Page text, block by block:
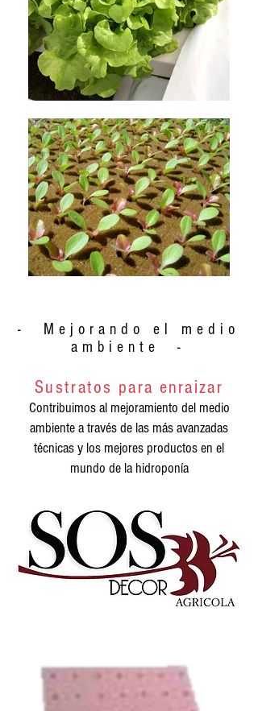
- Mejorando el medio
ambiente -
Sustratos para enraizar
Contribuimos al mejoramiento del medio
ambiente a través de las más avanzadas
técnicas y los mejores productos en el
mundo de la hidroponía